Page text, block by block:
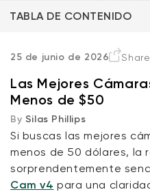
TABLA DE CONTENIDO
El guardia robótico: Wyze
La máquina de trabajo
Seguridad premium
25 de junio de 2026 Share
Las Mejores
Menos de $50
By Silas Phillips
Si buscas las mejores
menos de 50 dólares, la
sorprendentemente
Cam v4 para una